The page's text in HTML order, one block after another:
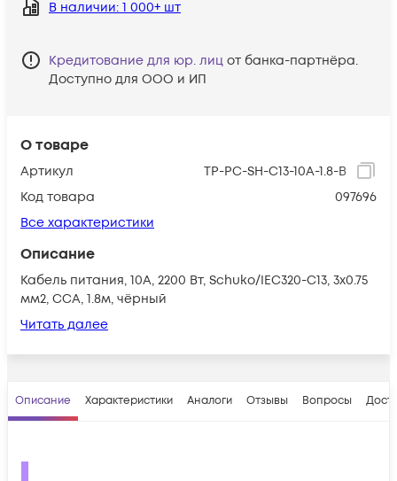
О товаре
Артикул
TP-PC-SH-С13-10A-1.8-B
Код товара
097696
Все характеристики
Описание
Кабель питания, 10А, 2200 Вт, Schuko/IEC320-C13, 3х0.75
мм2, CCA, 1.8м, чёрный
Читать далее
В наличии: 1 000+ шт
Кредитование для юр. лиц от банка-партнёра.
Доступно для ООО и ИП
Описание Характеристики Аналоги Отзывы Вопросы